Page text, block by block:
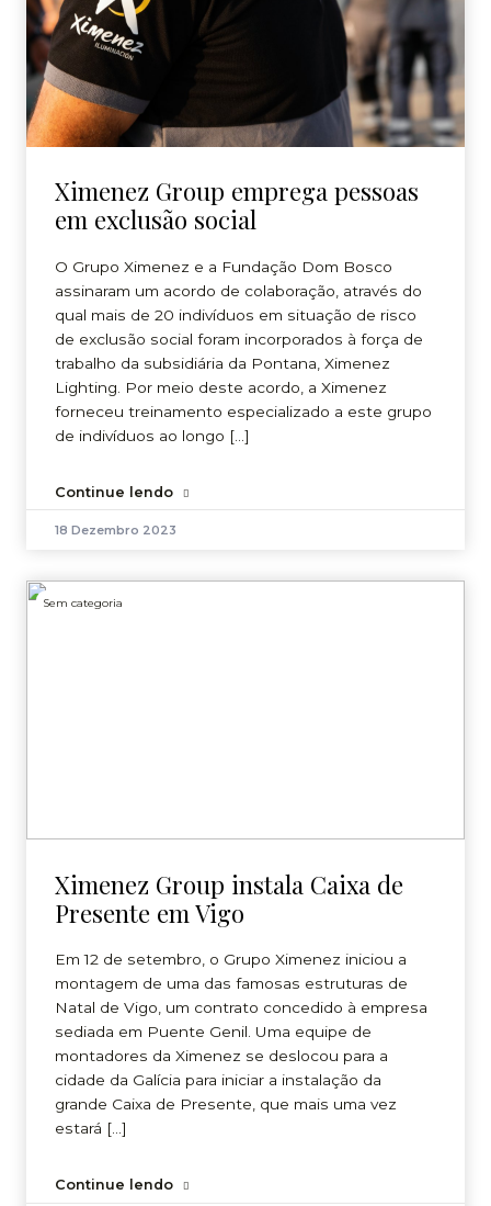
Ximenez Group emprega pessoas
em exclusão social
O Grupo Ximenez e a Fundação Dom Bosco
assinaram um acordo de colaboração, através do
qual mais de 20 indivíduos em situação de risco
de exclusão social foram incorporados à força de
trabalho da subsidiária da Pontana, Ximenez
Lighting. Por meio deste acordo, a Ximenez
forneceu treinamento especializado a este grupo
de indivíduos ao longo […]
Continue lendo
18 Dezembro 2023
Sem categoria
Ximenez Group instala Caixa de
Presente em Vigo
Em 12 de setembro, o Grupo Ximenez iniciou a
montagem de uma das famosas estruturas de
Natal de Vigo, um contrato concedido à empresa
sediada em Puente Genil. Uma equipe de
montadores da Ximenez se deslocou para a
cidade da Galícia para iniciar a instalação da
grande Caixa de Presente, que mais uma vez
estará […]
Continue lendo